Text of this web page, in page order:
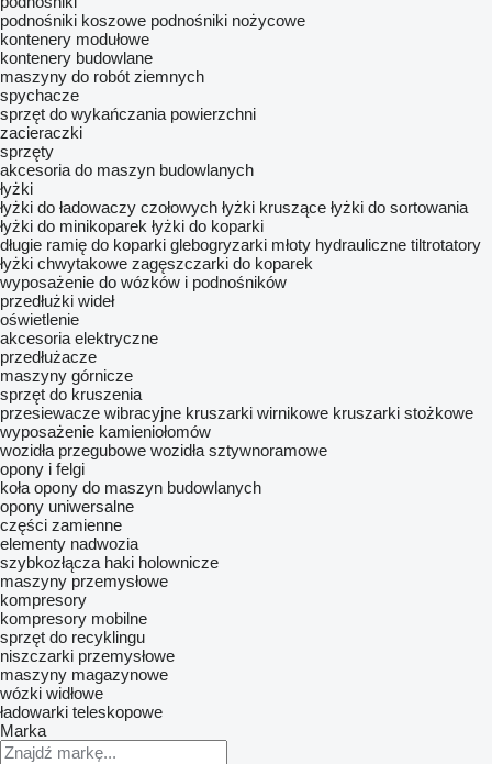
podnośniki koszowe podnośniki nożycowe
kontenery modułowe
kontenery budowlane
maszyny do robót ziemnych
spychacze
sprzęt do wykańczania powierzchni
zacieraczki
sprzęty
akcesoria do maszyn budowlanych
łyżki
łyżki do ładowaczy czołowych łyżki kruszące łyżki do sortowania
łyżki do minikoparek łyżki do koparki
długie ramię do koparki glebogryzarki młoty hydrauliczne tiltrotatory
łyżki chwytakowe zagęszczarki do koparek
wyposażenie do wózków i podnośników
przedłużki wideł
oświetlenie
akcesoria elektryczne
przedłużacze
maszyny górnicze
sprzęt do kruszenia
przesiewacze wibracyjne kruszarki wirnikowe kruszarki stożkowe
wyposażenie kamieniołomów
wozidła przegubowe wozidła sztywnoramowe
opony i felgi
koła opony do maszyn budowlanych
opony uniwersalne
części zamienne
elementy nadwozia
szybkozłącza haki holownicze
maszyny przemysłowe
kompresory
kompresory mobilne
sprzęt do recyklingu
niszczarki przemysłowe
maszyny magazynowe
wózki widłowe
ładowarki teleskopowe
Marka